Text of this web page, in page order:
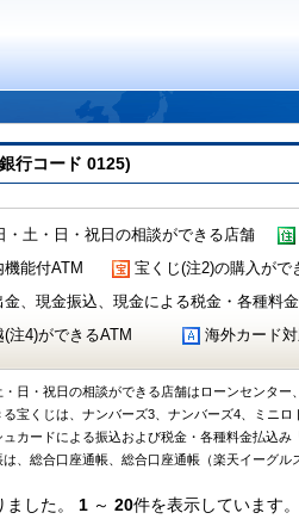
行コード 0125)
・土・日・祝日の相談ができる店舗
能付ATM
宝くじ(注2)の購入がで
金、現金振込、現金による税金・各種料
注4)ができるATM
海外カード
・日・祝日の相談ができる店舗はローンセンター
る宝くじは、ナンバーズ3、ナンバーズ4、ミニロ
ュカードによる振込および税金・各種料金払込
は、総合口座通帳、総合口座通帳（楽天イーグ
した。 1～ 20件を表示しています。